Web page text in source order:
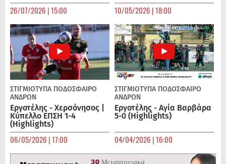
26/07/2026 | 15:00 10/05/2026 | 18:00
ΣΤΙΓΜΙΟΤΥΠΑ ΠΟΔΌΣΦΑΙΡΟ
ΑΝΔΡΏΝ
Εργοτέλης - Χερσόνησος |
Κύπελλο ΕΠΣΗ 1-4
(Highlights)
06/05/2026 | 17:00
ΣΤΙΓΜΙΟΤΥΠΑ ΠΟΔΌΣΦΑΙΡΟ
ΑΝΔΡΏΝ
Εργοτέλης - Αγία Βαρβάρα
5-0 (Highlights)
04/04/2026 | 16:00